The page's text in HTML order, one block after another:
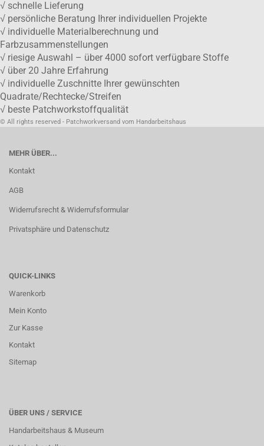
√ schnelle Lieferung
√ persönliche Beratung Ihrer individuellen Projekte
√ individuelle Materialberechnung und
Farbzusammenstellungen
√ riesige Auswahl – über 4000 sofort verfügbare Stoffe
√ über 20 Jahre Erfahrung
√ individuelle Zuschnitte Ihrer gewünschten
Quadrate/Rechtecke/Streifen
√ beste Patchworkstoffqualität
© All rights reserved - Patchworkversand vom Handarbeitshaus
MEHR ÜBER...
Kontakt
AGB
Widerrufsrecht & Widerrufsformular
Privatsphäre und Datenschutz
QUICK-LINKS
Warenkorb
Mein Konto
Zur Kasse
Kontakt
Sitemap
ÜBER UNS / SERVICE
Handarbeitshaus & Museum